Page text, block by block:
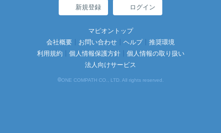
新規登録 ログイン
マピオントップ
会社概要
お問い合わせ ヘルプ
推奨環境
利用規約
個人情報保護方針
個人情報の取り扱い
法人向けサービス
©ONE COMPATH CO., LTD. All rights reserved.